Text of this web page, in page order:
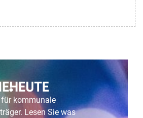
für kommunale
Lesen Sie was